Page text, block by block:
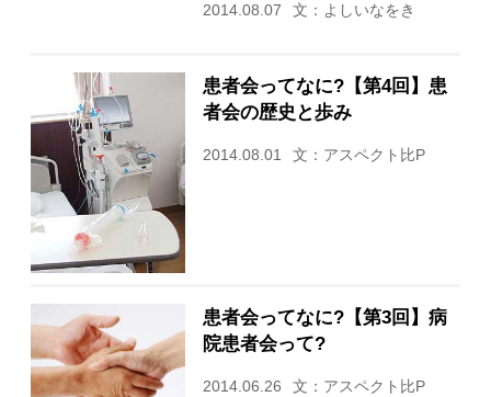
2014.08.07 文：よしいなをき
患者会ってなに?【第4回】患
者会の歴史と歩み
2014.08.01 文：アスペクト比P
患者会ってなに?【第3回】病
院患者会って?
2014.06.26 文：アスペクト比P